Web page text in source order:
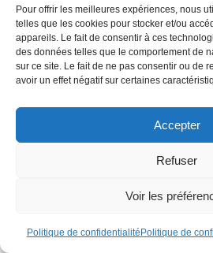
Pour offrir les meilleures expériences, nous
telles que les cookies pour stocker et/ou
appareils. Le fait de consentir à ces
des données telles que le comportement de
sur ce site. Le fait de ne pas consentir ou de
avoir un effet négatif sur certaines
Accepter
Refuser
Voir les
Politique de confidentialité Politique de
Nouvelles règles sur le démarchage
ce qui va changer